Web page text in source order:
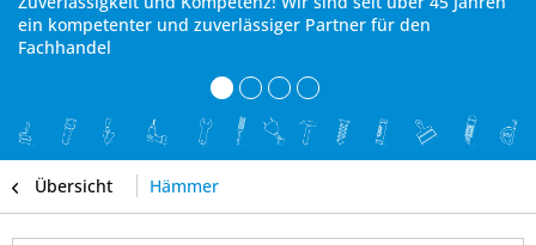
ein kompetenter und zuverlässiger Partner für den
Fachhandel
Übersicht Hämmer